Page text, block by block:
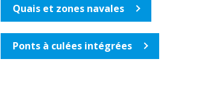
Quais et zones navales
Ponts à culées intégrées